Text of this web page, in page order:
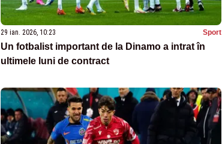
29 ian. 2026, 10:23 Sport
Un fotbalist important de la Dinamo a intrat în
ultimele luni de contract